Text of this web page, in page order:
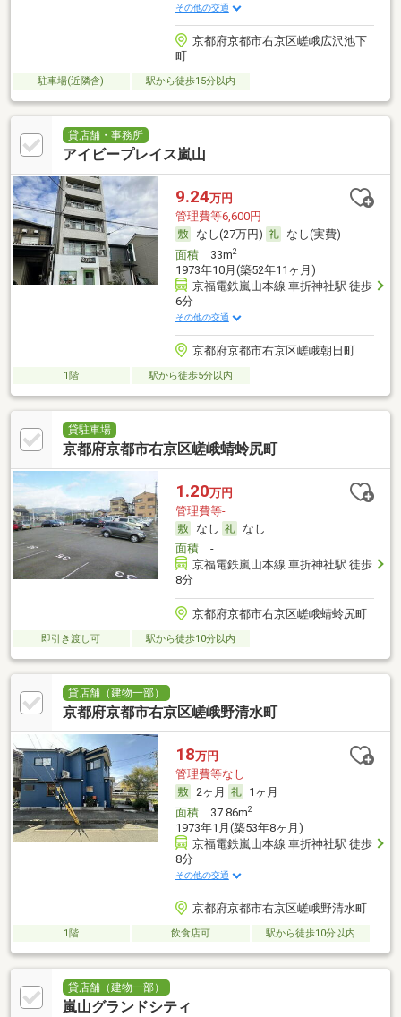
その他の交通
京都府京都市右京区嵯峨広沢池下
町
駐車場(近隣含) 駅から徒歩15分以内
貸店舗・事務所
アイビープレイス嵐山
9.24万円
管理費等6,600円
なし(27万円)
なし(実費)
面積33m2
1973年10月(築52年11ヶ月)
京福電鉄嵐山本線 車折神社駅 徒歩
6分
その他の交通
京都府京都市右京区嵯峨朝日町
1階 駅から徒歩5分以内
貸駐車場
京都府京都市右京区嵯峨蜻蛉尻町
1.20万円
管理費等-
なし
なし
面積-
京福電鉄嵐山本線 車折神社駅 徒歩
8分
京都府京都市右京区嵯峨蜻蛉尻町
即引き渡し可 駅から徒歩10分以内
貸店舗（建物一部）
京都府京都市右京区嵯峨野清水町
18万円
管理費等なし
2ヶ月
1ヶ月
面積37.86m2
1973年1月(築53年8ヶ月)
京福電鉄嵐山本線 車折神社駅 徒歩
8分
その他の交通
京都府京都市右京区嵯峨野清水町
1階 飲食店可 駅から徒歩10分以内
貸店舗（建物一部）
嵐山グランドシティ